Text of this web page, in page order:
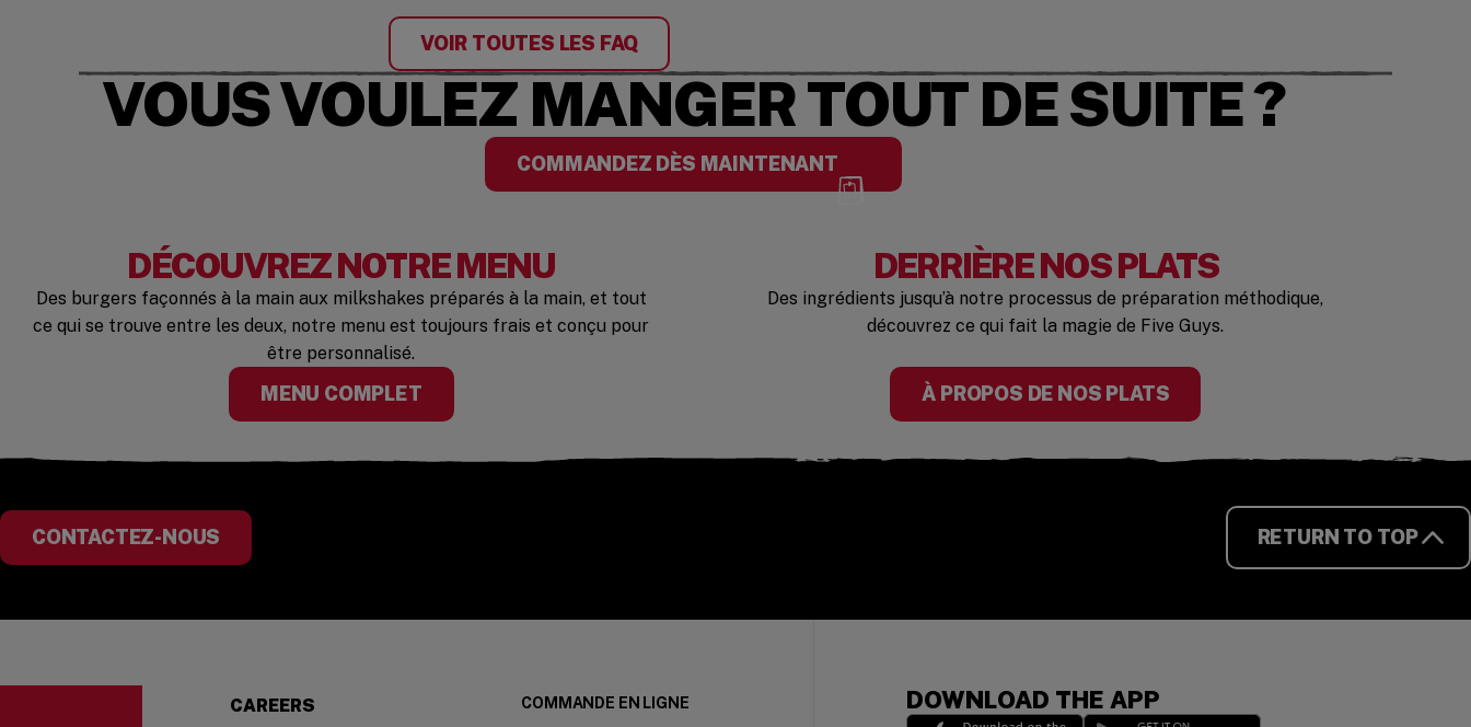
VOIR TOUTES LES FAQ
VOUS VOULEZ MANGER TOUT DE SUITE ?
COMMANDEZ DÈS MAINTENANT
DÉCOUVREZ NOTRE MENU
Des burgers façonnés à la main aux milkshakes préparés à la main, et tout
ce qui se trouve entre les deux, notre menu est toujours frais et conçu pour
être personnalisé.
MENU COMPLET
DERRIÈRE NOS PLATS
Des ingrédients jusqu’à notre processus de préparation méthodique,
découvrez ce qui fait la magie de Five Guys.
À PROPOS DE NOS PLATS
CONTACTEZ-NOUS RETURN TO TOP
Visit the Five Guys homepageCAREERS COMMANDE EN LIGNE DOWNLOAD THE APP